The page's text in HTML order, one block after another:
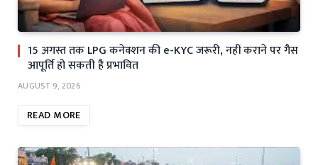
15 अगस्त तक LPG कनेक्शन की e-KYC जरूरी, नहीं कराने पर गैस
आपूर्ति हो सकती है प्रभावित
AUGUST 9, 2026
READ MORE